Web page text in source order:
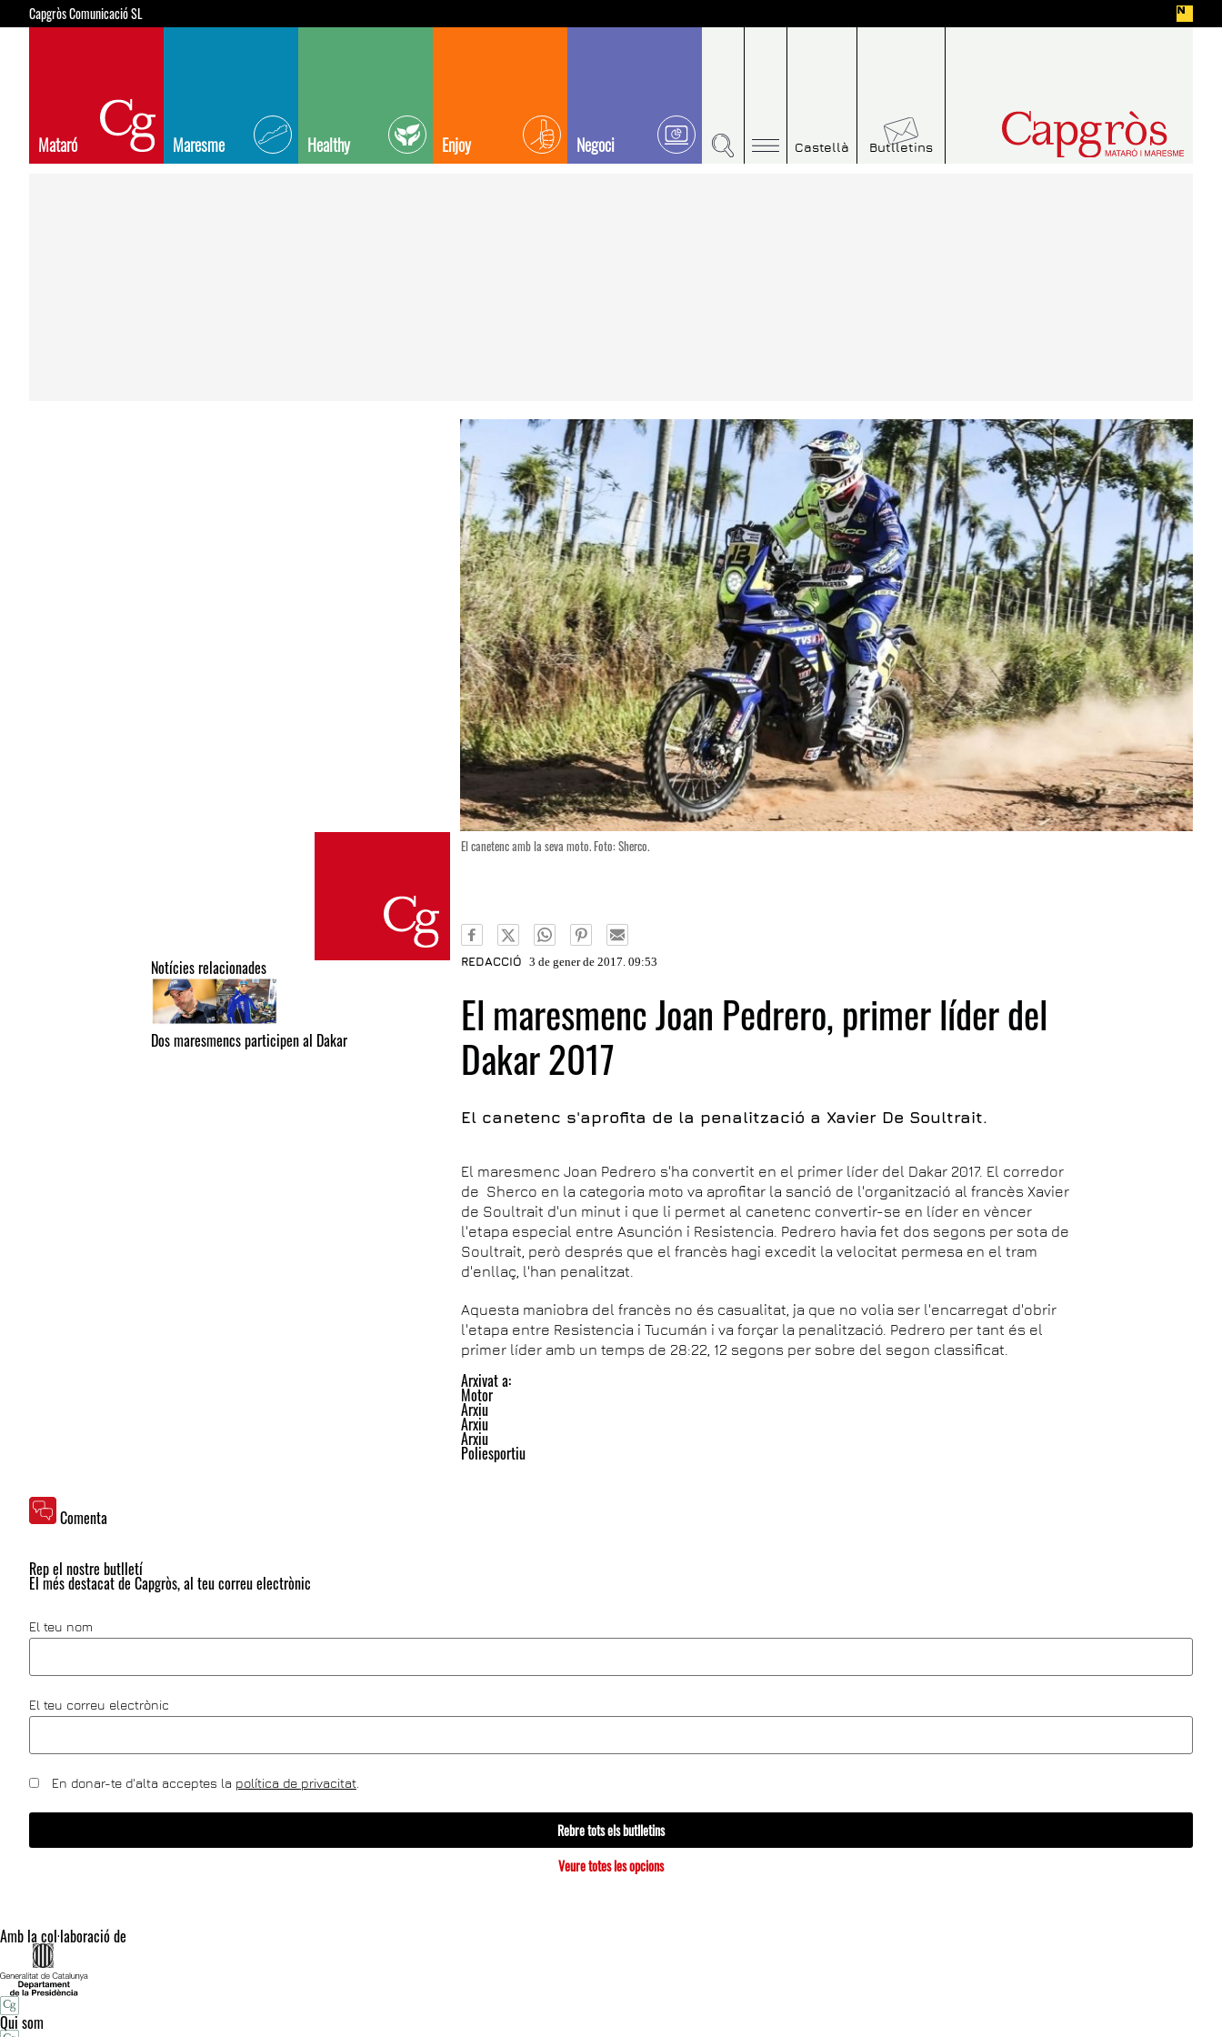
Capgròs Comunicació SL
Mataró Maresme Healthy Enjoy Negoci Castellà Butlletins
Notícies relacionades
Dos maresmencs participen al Dakar
El canetenc amb la seva moto. Foto: Sherco.
REDACCIÓ 3 de gener de 2017. 09:53
El maresmenc Joan Pedrero, primer líder del
Dakar 2017
El canetenc s'aprofita de la penalització a Xavier De Soultrait.
El maresmenc Joan Pedrero s'ha convertit en el primer líder del Dakar 2017. El corredor
de Sherco en la categoria moto va aprofitar la sanció de l'organització al francès Xavier
de Soultrait d'un minut i que li permet al canetenc convertir-se en líder en vèncer
l'etapa especial entre Asunción i Resistencia. Pedrero havia fet dos segons per sota de
Soultrait, però després que el francès hagi excedit la velocitat permesa en el tram
d'enllaç, l'han penalitzat.
Aquesta maniobra del francès no és casualitat, ja que no volia ser l'encarregat d'obrir
l'etapa entre Resistencia i Tucumán i va forçar la penalització. Pedrero per tant és el
primer líder amb un temps de 28:22, 12 segons per sobre del segon classificat.
Arxivat a:
Motor
Arxiu
Arxiu
Arxiu
Poliesportiu
Comenta
Rep el nostre butlletí
El més destacat de Capgròs, al teu correu electrònic
El teu nom
El teu correu electrònic
En donar-te d'alta acceptes la política de privacitat.
Rebre tots els butlletins
Veure totes les opcions
Amb la col·laboració de
Qui som